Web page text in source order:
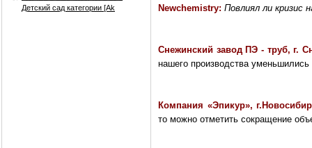
Детский сад категории [Аk
Newchemistry: Повлиял ли кризис
Снежинский завод ПЭ - труб, г.
нашего производства
Компания «Эпикур»,
то можно отметить сокращение